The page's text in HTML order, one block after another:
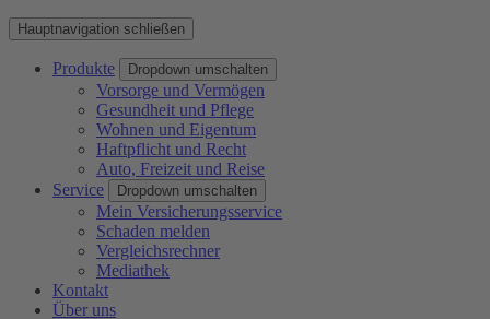
Hauptnavigation schließen
Produkte Dropdown umschalten
Vorsorge und Vermögen
Gesundheit und Pflege
Wohnen und Eigentum
Haftpflicht und Recht
Auto, Freizeit und Reise
Service
Dropdown umschalten
Mein Versicherungsservice
Schaden melden
Vergleichsrechner
Mediathek
Kontakt
Über uns